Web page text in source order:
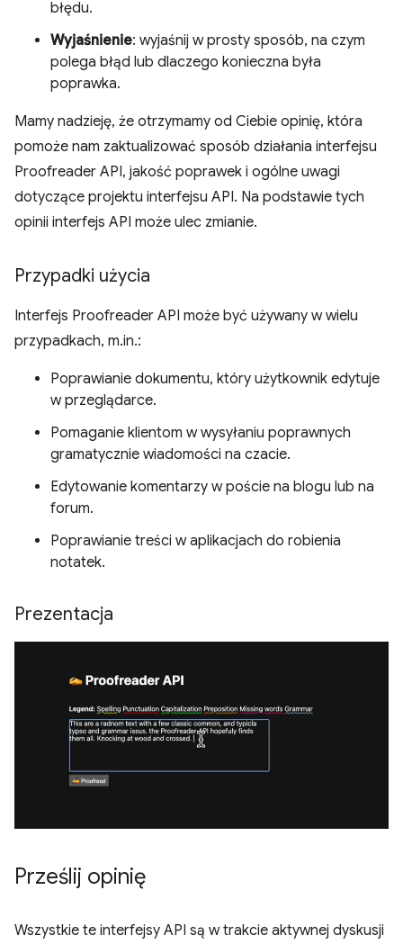
błędu.
Wyjaśnienie: wyjaśnij w prosty sposób, na czym
polega błąd lub dlaczego konieczna była
poprawka.
Mamy nadzieję, że otrzymamy od Ciebie opinię, która
pomoże nam zaktualizować sposób działania interfejsu
Proofreader API, jakość poprawek i ogólne uwagi
dotyczące projektu interfejsu API. Na podstawie tych
opinii interfejs API może ulec zmianie.
Przypadki użycia
Interfejs Proofreader API może być używany w wielu
przypadkach, m.in.:
Poprawianie dokumentu, który użytkownik edytuje
w przeglądarce.
Pomaganie klientom w wysyłaniu poprawnych
gramatycznie wiadomości na czacie.
Edytowanie komentarzy w poście na blogu lub na
forum.
Poprawianie treści w aplikacjach do robienia
notatek.
Prezentacja
Prześlij opinię
Wszystkie te interfejsy API są w trakcie aktywnej dyskusji